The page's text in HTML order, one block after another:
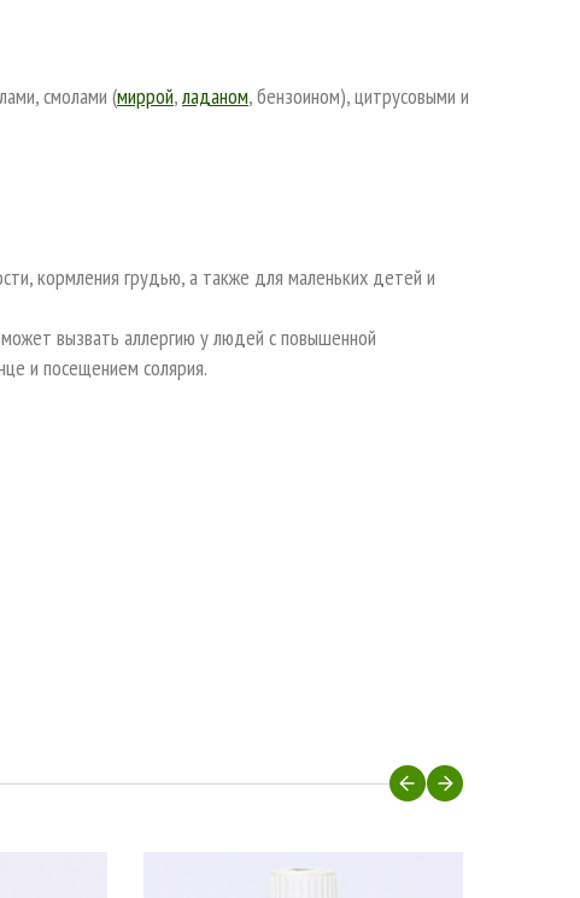
смолами (миррой,ладаном, бензоином), цитрусовыми и
кормления грудью, а также для маленьких детей и
вызвать аллергию у людей с повышенной
и посещением солярия.